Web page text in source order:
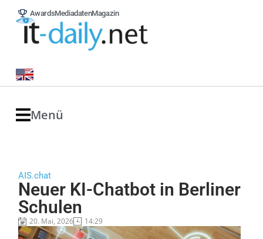
AwardsMediadatenMagazin
Menü
AIS.chat
Neuer KI-Chatbot in Berliner
Schulen
20. Mai, 2026 14:29